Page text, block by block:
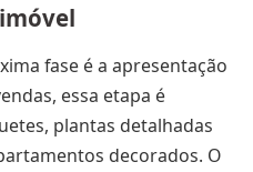
fase é a apresentação
essa etapa é
plantas detalhadas
decorados. O